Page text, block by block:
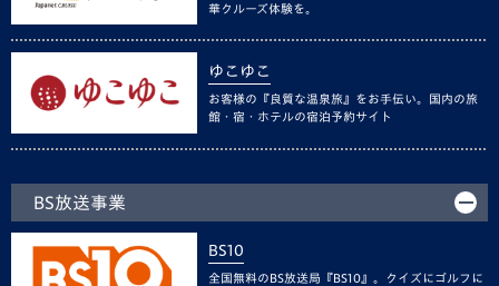
華クルーズ体験を。
ゆこゆこ
お客様の『良質な温泉旅』をお手伝い。国内の旅
館・宿・ホテルの宿泊予約サイト
BS放送事業
BS10
全国無料のBS放送局『BS10』。クイズにゴルフに